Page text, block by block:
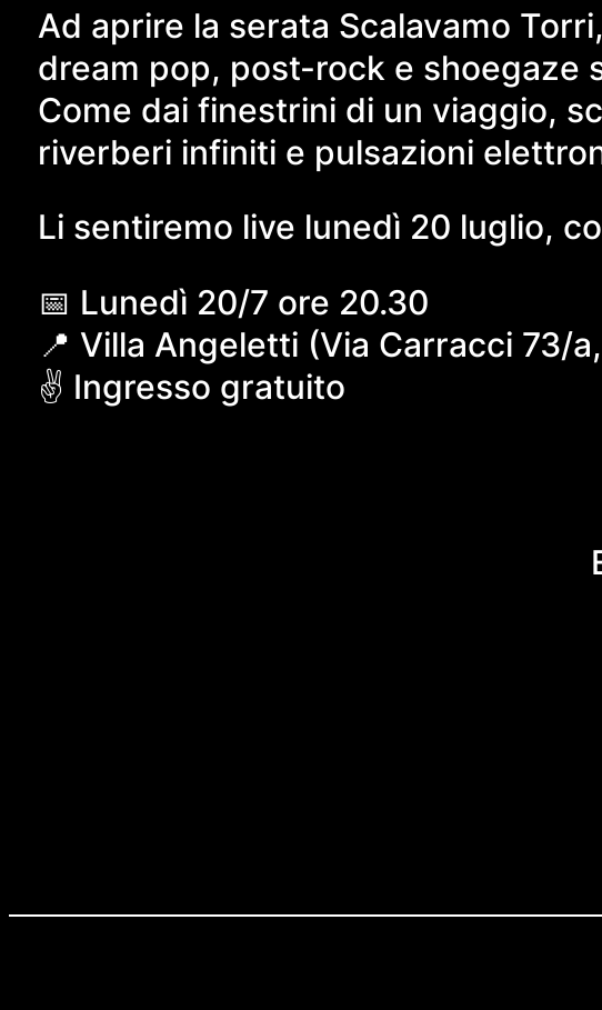
Ad aprire la serata Scalavamo
dream pop, post-rock e shoegaze
Come dai finestrini di un viaggio,
riverberi infiniti e pulsazioni
Li sentiremo live lunedì 20 luglio,
📅 Lunedì 20/7 ore 20.30
📍 Villa Angeletti (Via Carracci 73/
✌️ Ingresso gratuito